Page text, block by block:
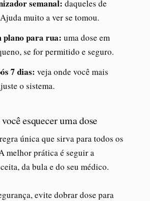
semanal: daqueles de
muito a ver se tomou.
plano para rua: uma dose em
se for permitido e seguro.
7 dias: veja onde você mais
o sistema.
esquecer uma dose
única que sirva para todos os
melhor prática é seguir a
da bula e do seu médico.
evite dobrar dose para